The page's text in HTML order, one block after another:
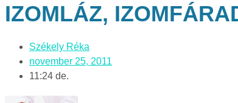
IZOMLÁZ,
Székely Réka
november 25, 2011
11:24 de.